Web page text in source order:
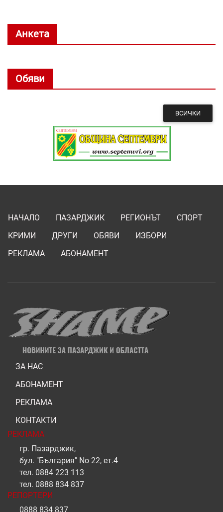
Анкета
Обяви
ВСИЧКИ
НАЧАЛО ПАЗАРДЖИК РЕГИОНЪТ
СПОРТ
КРИМИ
ДРУГИ ОБЯВИ
ИЗБОРИ
РЕКЛАМА
АБОНАМЕНТ
ЗА НАС
АБОНАМЕНТ
РЕКЛАМА
КОНТАКТИ
РЕКЛАМА
гр. Пазарджик,
бул. "България" No 22, ет.4
тел. 0884 223 113
тел. 0888 834 837
РЕПОРТЕРИ
0888 834 837